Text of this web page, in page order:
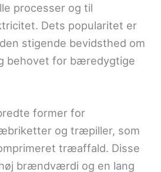
processer og til
Dets popularitet er
stigende bevidsthed om
behovet for bæredygtige
former for
og træpiller, som
træaffald. Disse
brændværdi og en lang